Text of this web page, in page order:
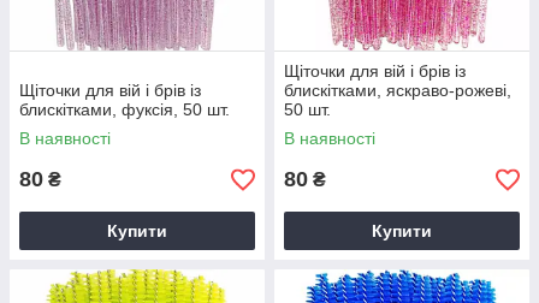
Щіточки для вій і брів із
блискітками, фуксія, 50 шт.
В наявності
80 ₴
Купити
Щіточки для вій і брів із
блискітками, яскраво-рожеві,
50 шт.
В наявності
80 ₴
Купити